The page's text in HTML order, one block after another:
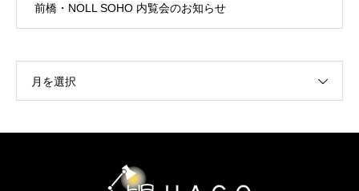
前橋・NOLL SOHO 内覧会のお知らせ
月を選択